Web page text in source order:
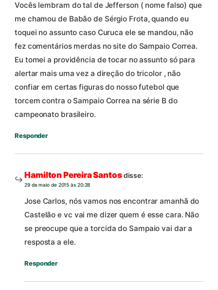
Vocês lembram do tal de Jefferson ( nome falso) que
me chamou de Babão de Sérgio Frota, quando eu
toquei no assunto caso Curuca ele se mandou, não
fez comentários merdas no site do Sampaio Correa.
Eu tomei a providência de tocar no assunto só para
alertar mais uma vez a direção do tricolor , não
confiar em certas figuras do nosso futebol que
torcem contra o Sampaio Correa na série B do
campeonato brasileiro.
Responder
Hamilton Pereira Santosdisse:
29 de maio de 2015 às 20:28
Jose Carlos, nós vamos nos encontrar amanhã do
Castelão e vc vai me dizer quem é esse cara. Não
se preocupe que a torcida do Sampaio vai dar a
resposta a ele.
Responder